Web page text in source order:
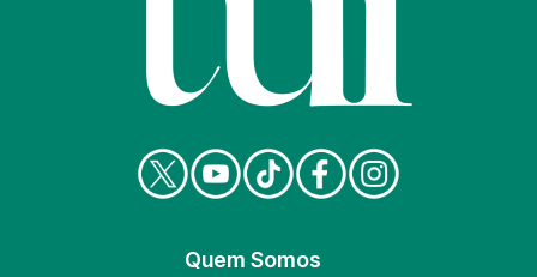
Quem Somos